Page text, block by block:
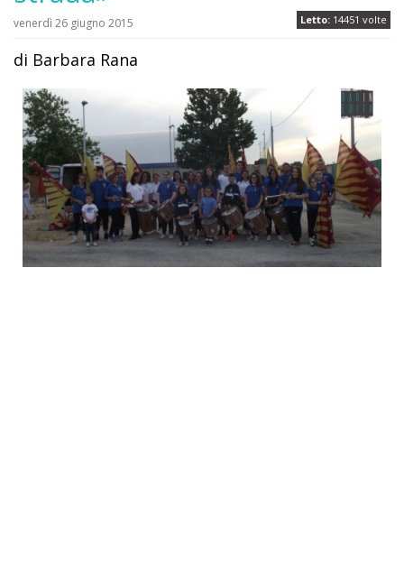
Letto: 14451 volte
venerdì 26 giugno 2015
di Barbara Rana